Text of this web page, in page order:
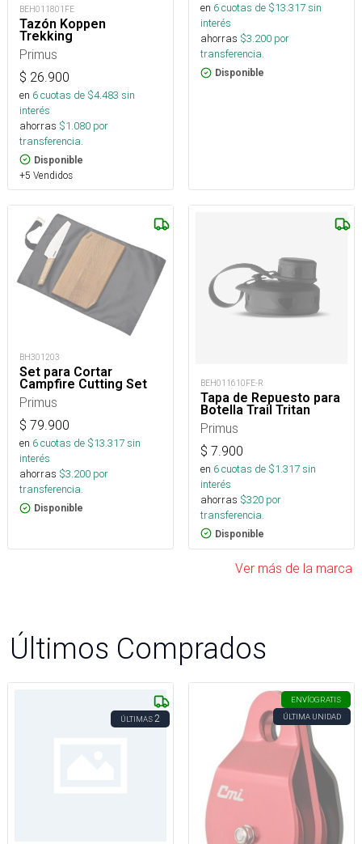
BEH011801FE
Tazón Koppen
Trekking
Primus
$ 26.900
en 6cuotas de $4.483 sin
interés
ahorras $1.080 por
transferencia.
Disponible
+5 Vendidos
en 6cuotas de $13.317sin
interés
ahorras $3.200 por
transferencia.
Disponible
BH301203
Set para Cortar
Campfire Cutting Set
Primus
$ 79.900
en 6cuotas de $13.317sin
interés
ahorras $3.200 por
transferencia.
Disponible
BEH011610FE-R
Tapa de Repuesto para
Botella Trail Tritan
Primus
$ 7.900
en 6cuotas de $1.317sin
interés
ahorras $320 por
transferencia.
Disponible
Ver más de la marca
Últimos Comprados
ÚLTIMAS2
ENVÍOGRATIS
ÚLTIMA UNIDAD